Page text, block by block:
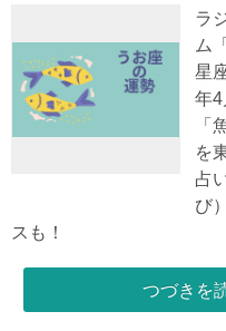
ラ
ム
星
年4
「
を
占
び
スも！
つづきを